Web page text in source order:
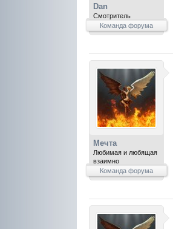
Dan
Смотритель
Команда форума
Мечта
Любимая и любящая
взаимно
Команда форума